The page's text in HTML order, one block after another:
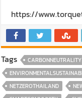
https://
Tags CARBONNEUTRALITY
NETZEROTHAILAND